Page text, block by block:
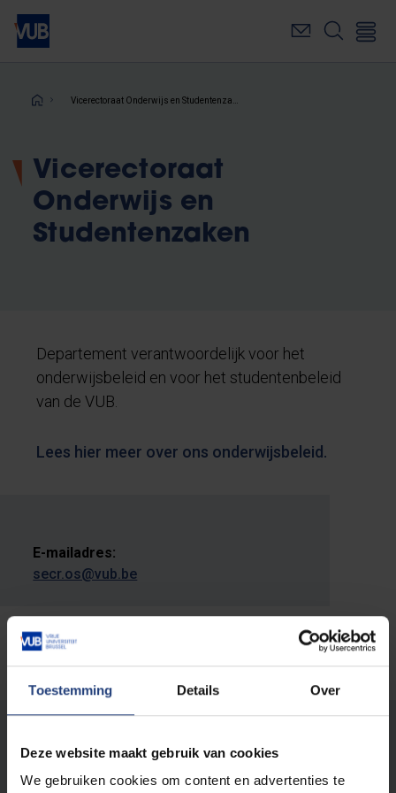
Toestemming Details Over
Deze website maakt gebruik van cookies
We gebruiken cookies om content en advertenties te
Overslaan
naar
inhoudKruimelpad
Vicerectoraat
Onderwijs en
Studentenzaken
Departement verantwoordelijk voor het
onderwijsbeleid en voor het studentenbeleid
van de VUB.
Lees hier meer over ons onderwijsbeleid.
E-mailadres:
secr.os@vub.be